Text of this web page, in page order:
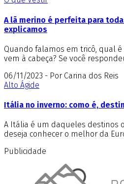
A lã merino é perfeita para
explicamos
Quando falamos em tricô, qual
vem à cabeça? Se você
06/11/2023 - Por Carina dos Reis
Alto Ágide
Itália no inverno: como é,
A Itália é um daqueles destinos
deseja conhecer o melhor da
Publicidade